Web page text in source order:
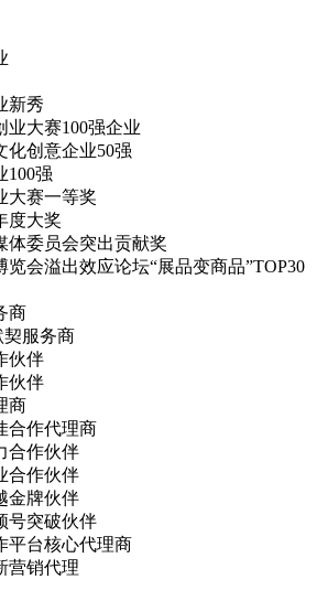
新秀
业大赛100强企业
化创意企业50强
100强
大赛一等奖
度大奖
体委员会突出贡献奖
会溢出效应论坛“展品变商品”TOP30
商
契服务商
伙伴
伙伴
商
合作代理商
合作伙伴
合作伙伴
金牌伙伴
号突破伙伴
平台核心代理商
营销代理